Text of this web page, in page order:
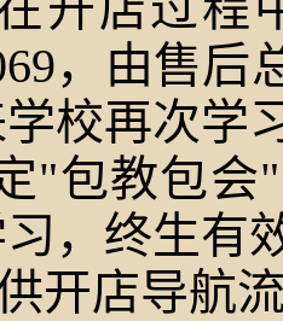
，由售
校再次学
"包教包会
，终生有
开店导航